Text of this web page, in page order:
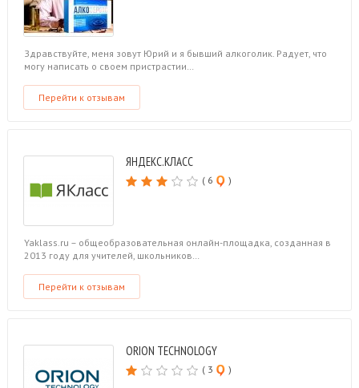
Здравствуйте, меня зовут Юрий и я бывший алкоголик. Радует, что
могу написать о своем пристрастии…
Перейти к отзывам
ЯНДЕКС.КЛАСС
( 6 )
Yaklass.ru – общеобразовательная онлайн-площадка, созданная в
2013 году для учителей, школьников…
Перейти к отзывам
ORION TECHNOLOGY
( 3 )